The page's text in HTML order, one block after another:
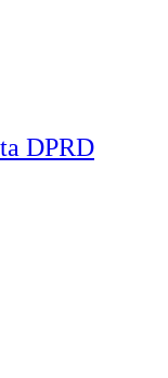
DPRD